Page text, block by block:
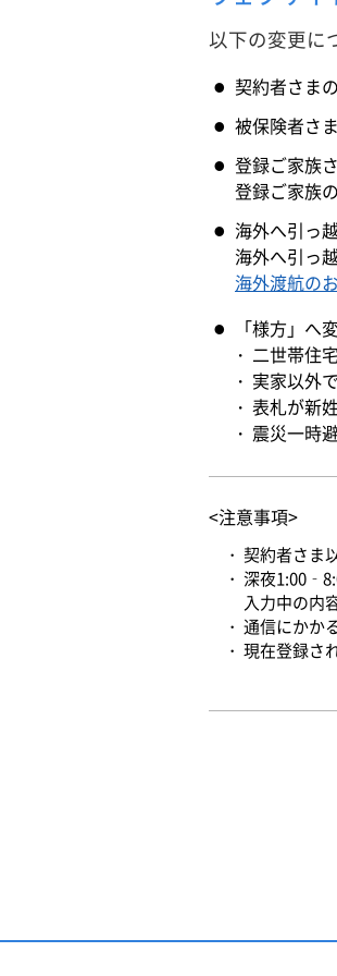
以下の変更に
契約者さま
被保険者さ
登録ご家族
登録ご家族
海外へ引っ
海外へ引っ
海外渡航の
「様方」へ
二世帯住
実家以外
表札が新
震災一時
<注意事項>
契約者さま
深夜
入力中の内
通信にかか
現在登録さ